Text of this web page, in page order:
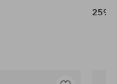
259